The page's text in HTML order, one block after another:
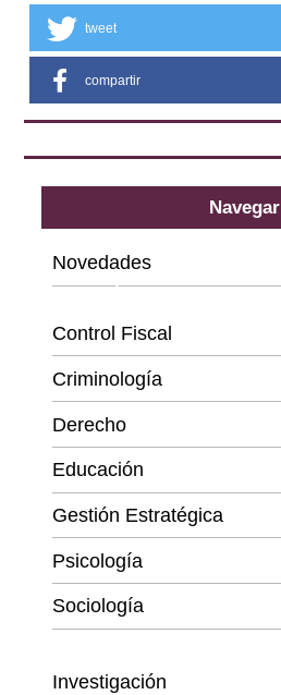
tweet
compartir
Navegar
Novedades
Categorías
Control Fiscal
Criminología
Derecho
Educación
Gestión Estratégica
Psicología
Sociología
Investigación